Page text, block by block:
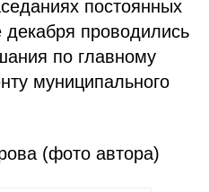
постоянных
проводились
по главному
муниципального
(фото автора)